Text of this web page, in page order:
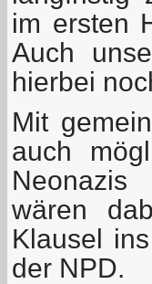
im ersten
Auch
hierbei
Mit
auch
Neonazis
wären
Klausel
der NPD.